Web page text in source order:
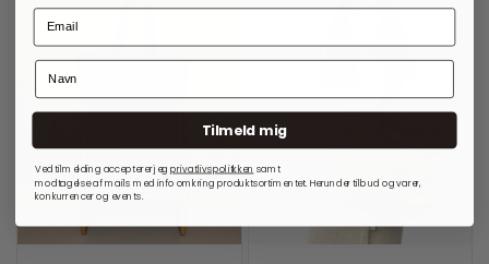
Tilmeld mig
Ved tilmelding accepterer jegprivatlivspolitkken samt
modtagelse af mails med info omkring produktsortimentet. Herunder tilbud og varer,
konkurrencer og events.